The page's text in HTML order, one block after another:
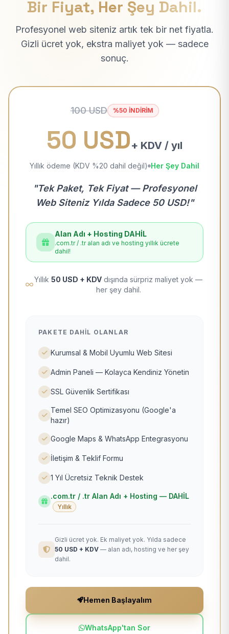
Bir Fiyat, Her Şey Dahil.
Profesyonel web siteniz artık tek bir net fiyatla.
Gizli ücret yok, ekstra maliyet yok — sadece
sonuç.
100 USD %50 İNDİRİM
50 USD+ KDV / yıl
Yıllık ödeme (KDV %20 dahil değil) Her Şey Dahil
"Tek Paket, Tek Fiyat — Profesyonel
Web Siteniz Yılda Sadece 50 USD!"
Alan Adı + Hosting DAHİL
.com.tr / .tr alan adı ve hosting yıllık ücrete
dahil!
Yıllık 50 USD + KDV dışında sürpriz maliyet yok —
her şey dahil.
PAKETE DAHIL OLANLAR
Kurumsal & Mobil Uyumlu Web Sitesi
Admin Paneli — Kolayca Kendiniz Yönetin
SSL Güvenlik Sertifikası
Temel SEO Optimizasyonu (Google'a
hazır)
Google Maps & WhatsApp Entegrasyonu
İletişim & Teklif Formu
1 Yıl Ücretsiz Teknik Destek
.com.tr / .tr Alan Adı + Hosting — DAHİL
Yıllık
Gizli ücret yok. Ek maliyet yok. Yılda sadece
50 USD + KDV — alan adı, hosting ve her şey
dahil.
Hemen Başlayalım
WhatsApp'tan Sor